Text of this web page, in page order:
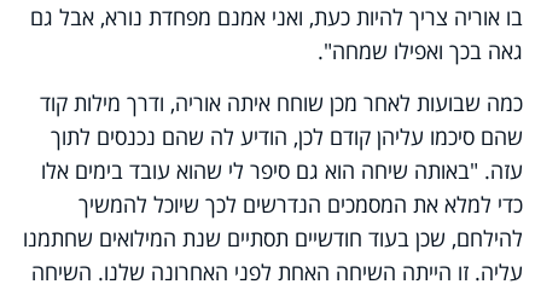
בו אוריה צריך להיות כעת, ואני אמנם מפחדת נורא, אבל גם
גאה בכך ואפילו שמחה".
כמה שבועות לאחר מכן שוחח איתה אוריה, ודרך מילות קוד
שהם סיכמו עליהן קודם לכן, הודיע לה שהם נכנסים לתוך
עזה. "באותה שיחה הוא גם סיפר לי שהוא עובד בימים אלו
כדי למלא את המסמכים הנדרשים לכך שיוכל להמשיך
להילחם, שכן בעוד חודשיים תסתיים שנת המילואים שחתמנו
עליה. זו הייתה השיחה האחת לפני האחרונה שלנו. השיחה